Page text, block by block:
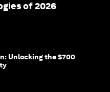
of 2026
Unlocking the $700